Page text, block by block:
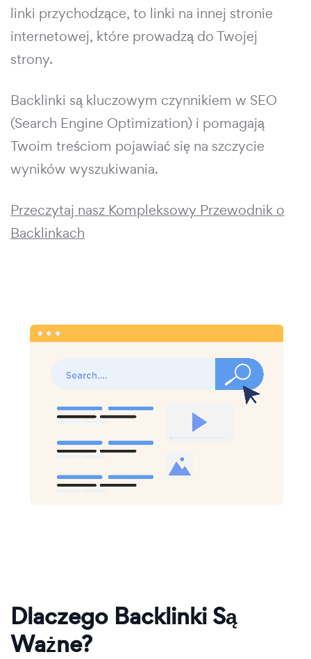
linki przychodzące, to linki na innej stronie
internetowej, które prowadzą do Twojej
strony.
Backlinki są kluczowym czynnikiem w SEO
(Search Engine Optimization) i pomagają
Twoim treściom pojawiać się na szczycie
wyników wyszukiwania.
Przeczytaj nasz Kompleksowy Przewodnik o
Backlinkach
Dlaczego Backlinki Są
Ważne?